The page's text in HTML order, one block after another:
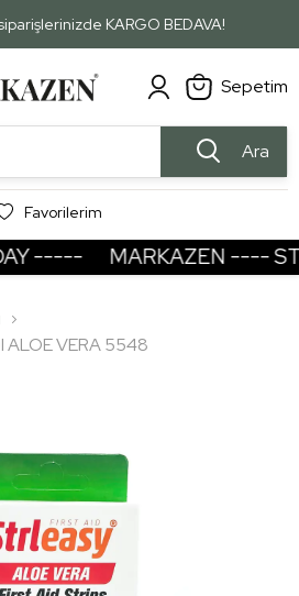
KARGO BEDAVA!
Sepetim
Ara
Favorilerim
----- MARKAZEN ----
ALOE VERA 5548